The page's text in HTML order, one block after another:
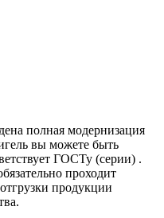
полная модернизация
вы можете быть
ГОСТу (серии) .
проходит
продукции